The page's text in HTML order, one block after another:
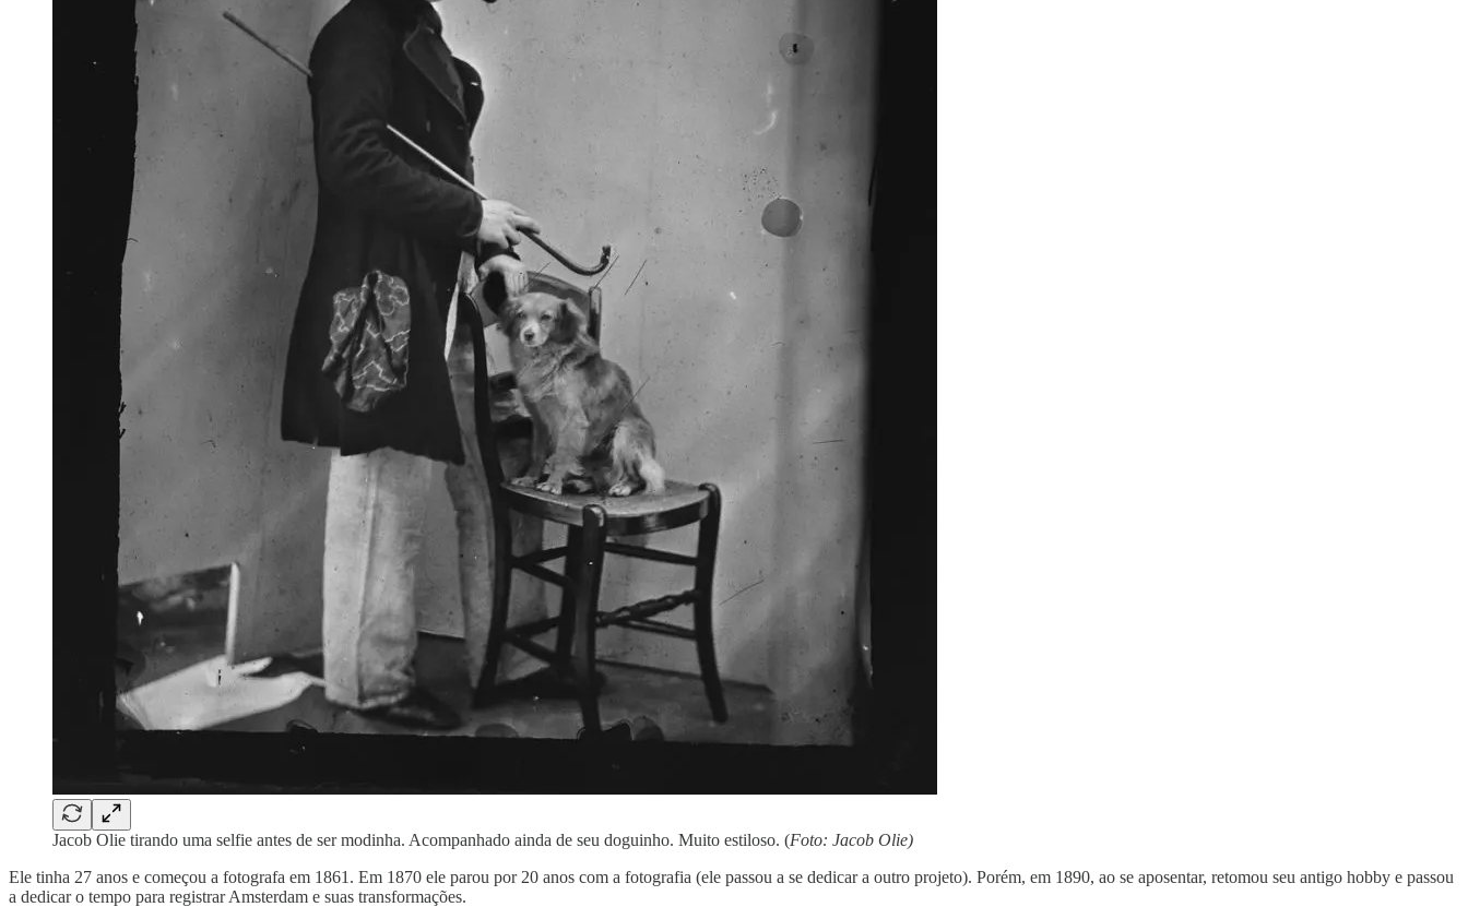
Jacob Olie tirando uma selfie antes de ser modinha. Acompanhado ainda de seu doguinho. Muito estiloso. (Foto: Jacob Olie)
Ele tinha 27 anos e começou a fotografa em 1861. Em 1870 ele parou por 20 anos com a fotografia (ele passou a se dedicar a outro projeto). Porém, em 1890, ao se aposentar, retomou seu antigo hobby e passou
a dedicar o tempo para registrar Amsterdam e suas transformações.